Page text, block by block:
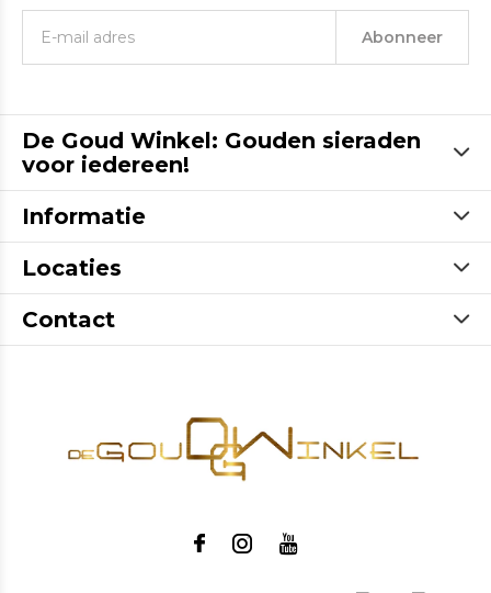
Abonneer
De Goud Winkel: Gouden sieraden
voor iedereen!
Informatie
Locaties
Contact